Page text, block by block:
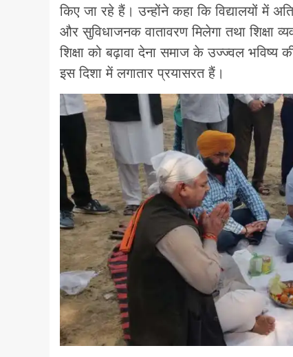
किए जा रहे हैं। उन्होंने कहा कि विद्यालयों में
और सुविधाजनक वातावरण मिलेगा तथा शिक्षा
शिक्षा को बढ़ावा देना समाज के उज्ज्वल
इस दिशा में लगातार प्रयासरत हैं।